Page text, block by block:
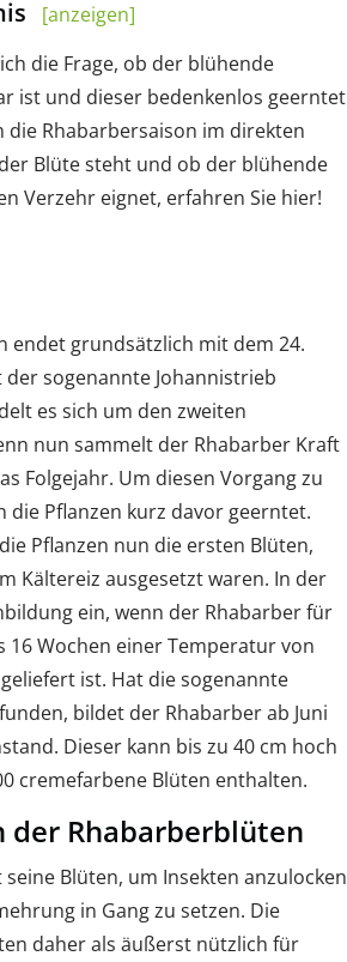
[anzeigen]
die Frage, ob der blühende
ist und dieser bedenkenlos geerntet
die Rhabarbersaison im direkten
Blüte steht und ob der blühende
Verzehr eignet, erfahren Sie hier!
endet grundsätzlich mit dem 24.
der sogenannte Johannistrieb
es sich um den zweiten
nun sammelt der Rhabarber Kraft
Folgejahr. Um diesen Vorgang zu
die Pflanzen kurz davor geerntet.
Pflanzen nun die ersten Blüten,
Kältereiz ausgesetzt waren. In der
ein, wenn der Rhabarber für
16 Wochen einer Temperatur von
ist. Hat die sogenannte
bildet der Rhabarber ab Juni
Dieser kann bis zu 40 cm hoch
cremefarbene Blüten enthalten.
der Rhabarberblüten
Blüten, um Insekten anzulocken
in Gang zu setzen. Die
daher als äußerst nützlich für